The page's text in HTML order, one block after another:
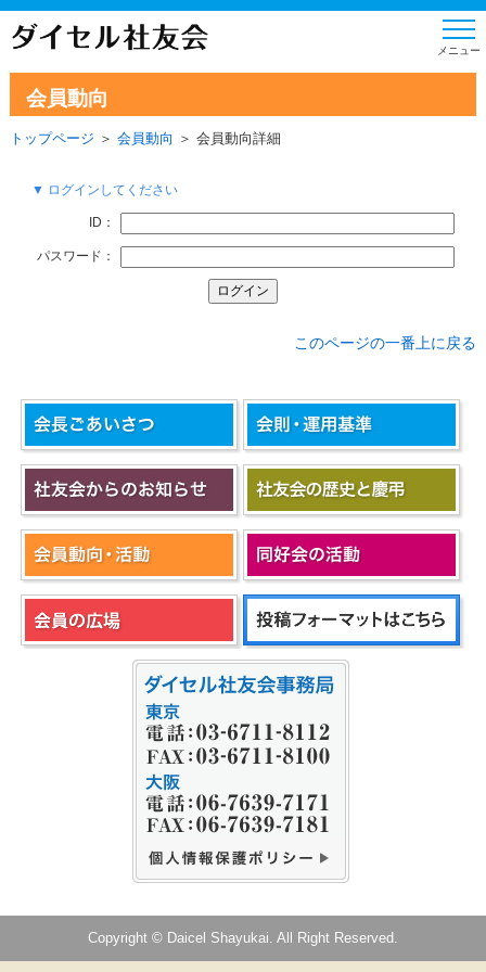
会員動向
トップページ ＞ 会員動向 ＞ 会員動向詳細
▼ ログインしてください
ID：
パスワード：
このページの一番上に戻る
Copyright © Daicel Shayukai. All Right Reserved.